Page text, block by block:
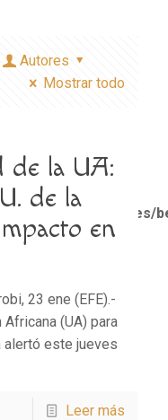
Autores
Mostrar todo
on value of type
de la UA:
de la
en
23 ene (EFE).-
(UA) para
este jueves
Leer más